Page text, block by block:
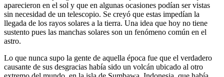
aparecieron en el sol y que en algunas ocasiones podían ser vistas
sin necesidad de un telescopio. Se creyó que estas impedían la
llegada de los rayos solares a la tierra. Una idea que hoy no tiene
sustento pues las manchas solares son un fenómeno común en el
astro.
Lo que nunca supo la gente de aquella época fue que el verdadero
causante de sus desgracias había sido un volcán ubicado al otro